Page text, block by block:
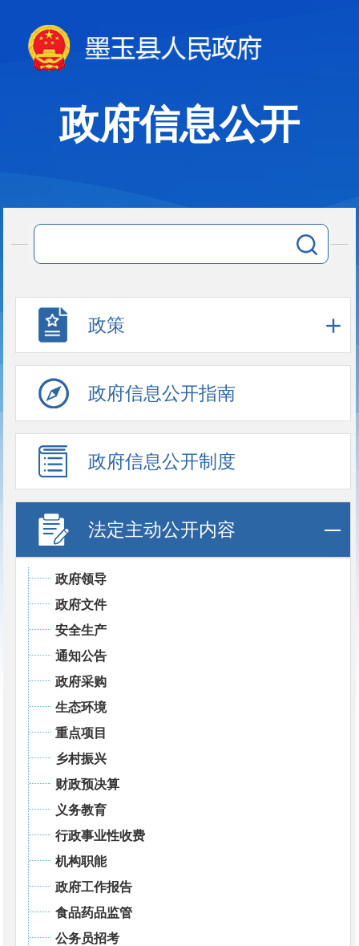
政府信息公开
政策
政府信息公开指南
政府信息公开制度
法定主动公开内容
政府领导
政府文件
安全生产
通知公告
政府采购
生态环境
重点项目
乡村振兴
财政预决算
义务教育
行政事业性收费
机构职能
政府工作报告
食品药品监管
公务员招考